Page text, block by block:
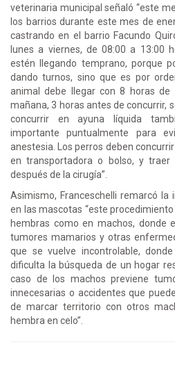
veterinaria municipal señaló “este
los barrios durante este mes de
castrando en el barrio Facundo
lunes a viernes, de 08:00 a 13:00
estén llegando temprano, porque
dando turnos, sino que es por
animal debe llegar con 8 horas
mañana, 3 horas antes de concurrir,
concurrir en ayuna líquida
importante puntualmente para
anestesia. Los perros deben
en transportadora o bolso, y traer
después de la cirugía”.
Asimismo, Franceschelli remarcó la
en las mascotas “este
hembras como en machos, donde
tumores mamarios y otras
que se vuelve incontrolable,
dificulta la búsqueda de un hogar
caso de los machos previene
innecesarias o accidentes que
de marcar territorio con otros
hembra en celo”.